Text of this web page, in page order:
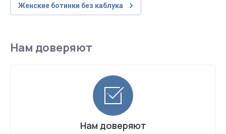
Женские ботинки без каблука
Нам доверяют
Нам доверяют